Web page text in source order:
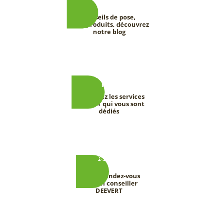
Conseils de pose,
tests produits, découvrez
notre blog
Découvrez les services
DEEVERT qui vous sont
dédiés
Prenez rendez-vous
avec un conseiller
DEEVERT